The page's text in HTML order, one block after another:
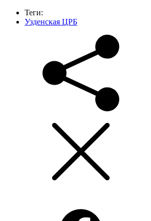
Теги:
Узденская ЦРБ